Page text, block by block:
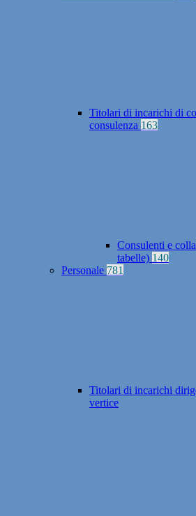
Titolari di incarichi di
consulenza 163
Consulenti e
tabelle) 140
Personale 781
Titolari di incarichi
vertice